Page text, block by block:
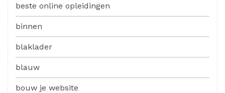
beste online opleidingen
binnen
blaklader
blauw
bouw je website